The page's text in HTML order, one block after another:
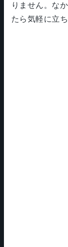
りません。な
たら気軽に立